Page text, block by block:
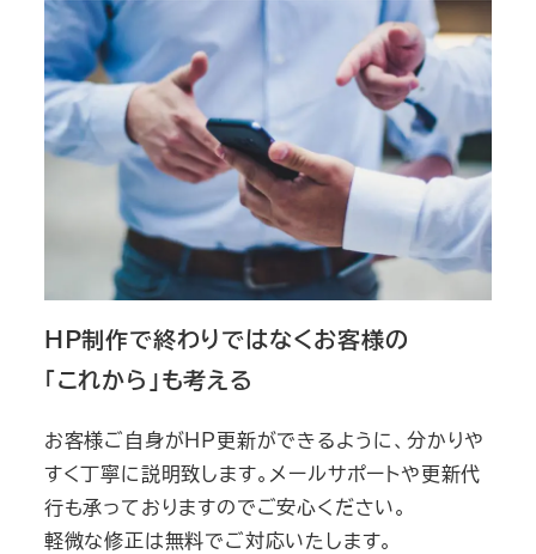
HP制作で終わりではなくお客様の
「これから」 も考える
お客様ご自身がHP更新ができるように、分かりや
すく丁寧に説明致します。メールサポートや更新代
行も承っておりますのでご安心ください。
軽微な修正は無料でご対応いたします。